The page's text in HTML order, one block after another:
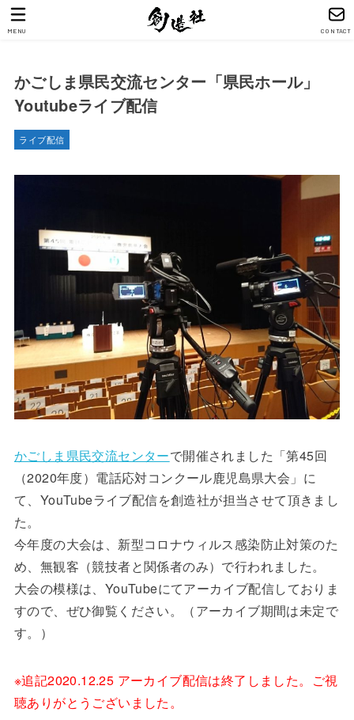
CONTACT
MENU
かごしま県民交流センター「県民ホール」
Youtubeライブ配信
ライブ配信
かごしま県民交流センターで開催されました「第45回
（2020年度）電話応対コンクール鹿児島県大会」に
て、YouTubeライブ配信を創造社が担当させて頂きまし
た。
今年度の大会は、新型コロナウィルス感染防止対策のた
め、無観客（競技者と関係者のみ）で行われました。
大会の模様は、YouTubeにてアーカイブ配信しておりま
すので、ぜひ御覧ください。（アーカイブ期間は未定で
す。）
※追記2020.12.25 アーカイブ配信は終了しました。ご視
聴ありがとうございました。